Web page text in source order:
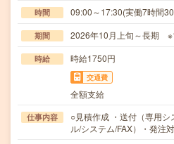
時間 09:00～17:30(実働7時間
期間 2026年10月上旬～長期
時給 時給1750円
交通費
全額支給
仕事内容
○見積作成 ・送付（専用
ル/システム/FAX）・発注